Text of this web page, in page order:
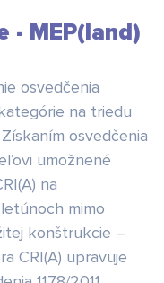
- MEP(land)
osvedčenia
na triedu
osvedčenia
umožnené
na
mimo
konštrukcie –
CRI(A) upravuje